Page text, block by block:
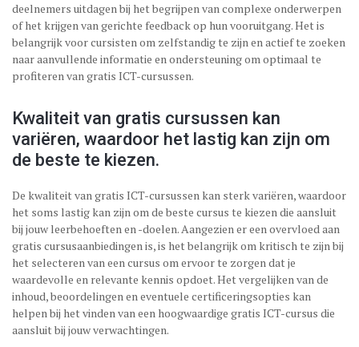
deelnemers uitdagen bij het begrijpen van complexe onderwerpen
of het krijgen van gerichte feedback op hun vooruitgang. Het is
belangrijk voor cursisten om zelfstandig te zijn en actief te zoeken
naar aanvullende informatie en ondersteuning om optimaal te
profiteren van gratis ICT-cursussen.
Kwaliteit van gratis cursussen kan
variëren, waardoor het lastig kan zijn om
de beste te kiezen.
De kwaliteit van gratis ICT-cursussen kan sterk variëren, waardoor
het soms lastig kan zijn om de beste cursus te kiezen die aansluit
bij jouw leerbehoeften en -doelen. Aangezien er een overvloed aan
gratis cursusaanbiedingen is, is het belangrijk om kritisch te zijn bij
het selecteren van een cursus om ervoor te zorgen dat je
waardevolle en relevante kennis opdoet. Het vergelijken van de
inhoud, beoordelingen en eventuele certificeringsopties kan
helpen bij het vinden van een hoogwaardige gratis ICT-cursus die
aansluit bij jouw verwachtingen.